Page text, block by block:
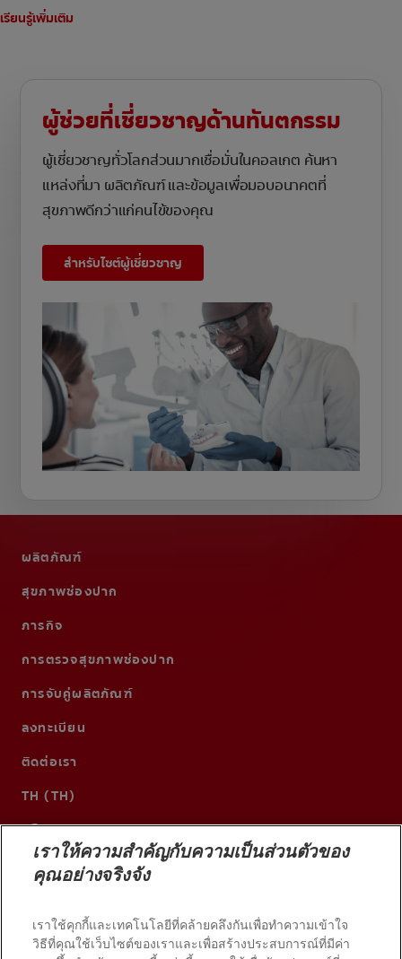
เรียนรู้เพิ่มเติม
ผู้ช่วยที่เชี่ยวชาญด้านทันตกรรม
ผู้เชี่ยวชาญทั่วโลกส่วนมากเชื่อมั่นในคอลเกต ค้นหา
แหล่งที่มา ผลิตภัณฑ์ และข้อมูลเพื่อมอบอนาคตที่
สุขภาพดีกว่าแก่คนไข้ของคุณ
สำหรับไซต์ผู้เชี่ยวชาญ
ผลิตภัณฑ์
สุขภาพช่องปาก
ภารกิจ
การตรวจสุขภาพช่องปาก
การจับคู่ผลิตภัณฑ์
ลงทะเบียน
ติดต่อเรา
TH (TH)
เราให้ความสำคัญกับความเป็นส่วนตัวของ
คุณอย่างจริงจัง
เราใช้คุกกี้และเทคโนโลยีที่คล้ายคลึงกันเพื่อทำความเข้าใจ
วิธีที่คุณใช้เว็บไซต์ของเราและเพื่อสร้างประสบการณ์ที่มีค่า